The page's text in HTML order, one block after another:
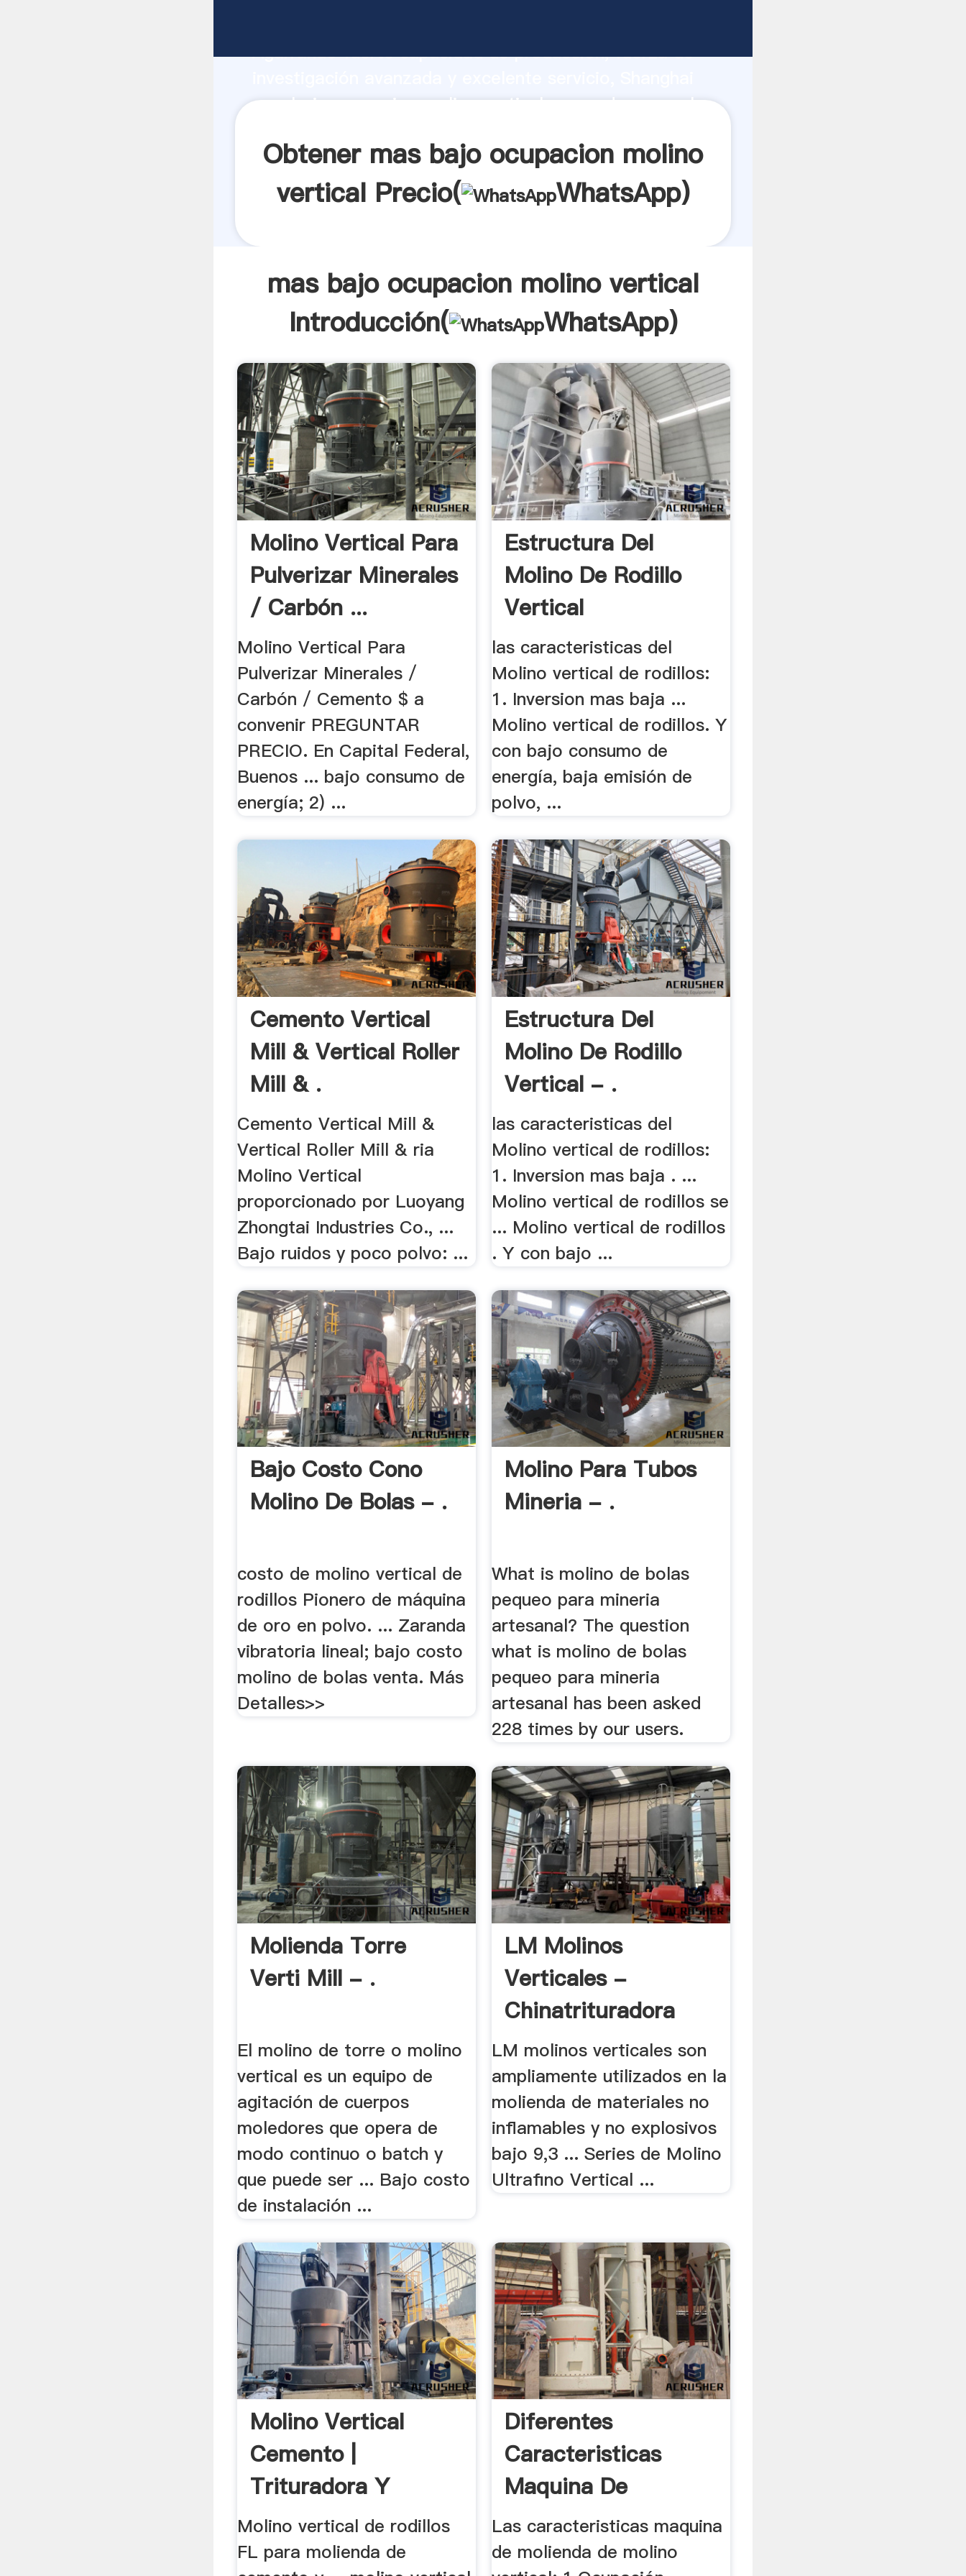
Agarrando fuerte capacidad de producción, fuerza de
mas bajo ocupacion molino vertical proveedor crea el
Obtener mas bajo ocupacion molino
vertical Precio(
WhatsApp)
mas bajo ocupacion molino vertical
Introducción(
WhatsApp)
Molino Vertical Para
Pulverizar Minerales
/ Carbón ...
Molino Vertical Para
Pulverizar Minerales /
Carbón / Cemento $ a
convenir PREGUNTAR
PRECIO. En Capital Federal,
Buenos ... bajo consumo de
energía; 2) ...
Estructura Del
Molino De Rodillo
Vertical
las caracteristicas del
Molino vertical de rodillos:
1. Inversion mas baja ...
Molino vertical de rodillos. Y
con bajo consumo de
energía, baja emisión de
polvo, ...
Cemento Vertical
Mill & Vertical Roller
Mill & .
Cemento Vertical Mill &
Vertical Roller Mill & ria
Molino Vertical
proporcionado por Luoyang
Zhongtai Industries Co., ...
Bajo ruidos y poco polvo: ...
Estructura Del
Molino De Rodillo
Vertical - .
las caracteristicas del
Molino vertical de rodillos:
1. Inversion mas baja . ...
Molino vertical de rodillos se
... Molino vertical de rodillos
. Y con bajo ...
Bajo Costo Cono
Molino De Bolas - .
costo de molino vertical de
rodillos Pionero de máquina
de oro en polvo. ... Zaranda
vibratoria lineal; bajo costo
molino de bolas venta. Más
Detalles>>
Molino Para Tubos
Mineria - .
What is molino de bolas
pequeo para mineria
artesanal? The question
what is molino de bolas
pequeo para mineria
artesanal has been asked
228 times by our users.
Molienda Torre
Verti Mill - .
El molino de torre o molino
vertical es un equipo de
agitación de cuerpos
moledores que opera de
modo continuo o batch y
que puede ser ... Bajo costo
de instalación ...
LM Molinos
Verticales -
Chinatrituradora
LM molinos verticales son
ampliamente utilizados en la
molienda de materiales no
inflamables y no explosivos
bajo 9,3 ... Series de Molino
Ultrafino Vertical ...
Molino Vertical
Cemento |
Trituradora Y
Molinos
Molino vertical de rodillos
FL para molienda de
Diferentes
Caracteristicas
Maquina De
Molienda .
Las caracteristicas maquina
de molienda de molino